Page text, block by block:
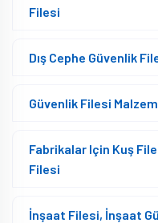
Filesi
Dış Cephe Güvenlik
Güvenlik Filesi
Fabrikalar Için Kuş
Filesi
İnşaat Filesi, İnşaat